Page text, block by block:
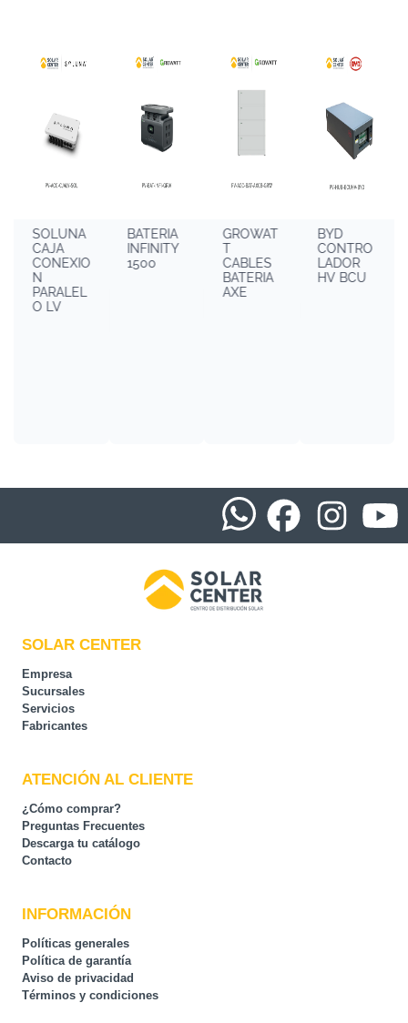
BATERIA
1500
GROWAT
T
BYD
CONTRO
LADOR
HV BCU
10KW
LI-ION
SOLAR CENTER
Empresa
Sucursales
Servicios
Fabricantes
ATENCIÓN AL CLIENTE
¿Cómo comprar?
Preguntas Frecuentes
Descarga tu catálogo
Contacto
INFORMACIÓN
Políticas generales
Política de garantía
Aviso de privacidad
Términos y condiciones